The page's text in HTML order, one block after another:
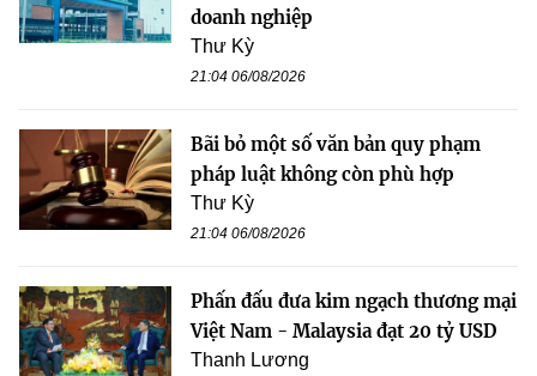
doanh nghiệp
Thư Kỳ
21:04 06/08/2026
Bãi bỏ một số văn bản quy phạm
pháp luật không còn phù hợp
Thư Kỳ
21:04 06/08/2026
Phấn đấu đưa kim ngạch thương mại
Việt Nam - Malaysia đạt 20 tỷ USD
Thanh Lương